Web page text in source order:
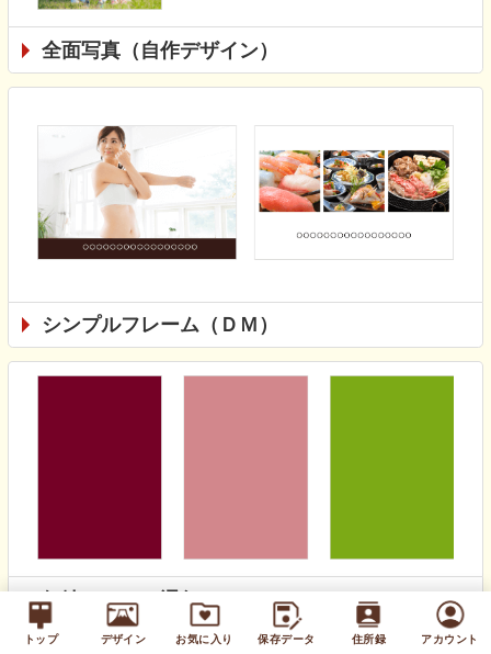
トップ デザイン お気に入り 保存データ 住所録 アカウント
全面写真（自作デザイン）
シンプルフレーム（ＤＭ）
無地カラー（通年）